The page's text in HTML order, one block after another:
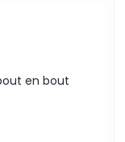
en bout